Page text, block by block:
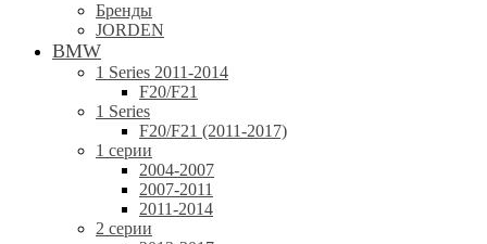
Бренды
JORDEN
BMW
1 Series 2011-2014
F20/F21
1 Series
F20/F21 (2011-2017)
1 серии
2004-2007
2007-2011
2011-2014
2 серии